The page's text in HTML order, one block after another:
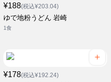
¥188(税込¥203.04)
ゆで地粉うどん 岩崎
1食
¥178(税込¥192.24)